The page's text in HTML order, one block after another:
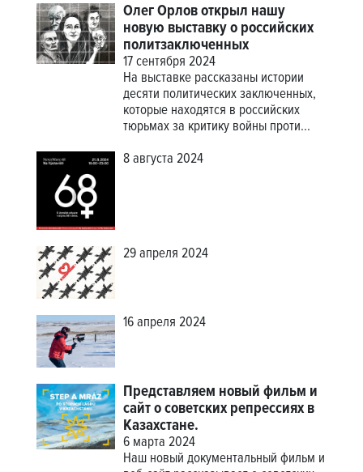
Олег Орлов открыл нашу
новую выставку о российских
политзаключенных
17 сентября 2024
На выставке рассказаны истории
десяти политических заключенных,
которые находятся в российских
тюрьмах за критику войны проти...
8 августа 2024
29 апреля 2024
16 апреля 2024
Представляем новый фильм и
сайт о советских репрессиях в
Казахстане.
6 марта 2024
Наш новый документальный фильм и